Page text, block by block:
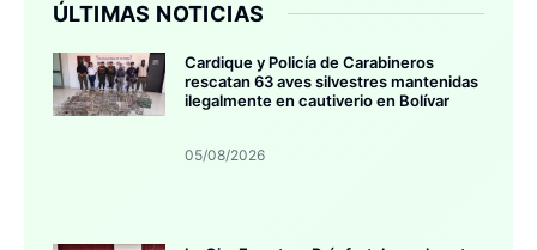
ÚLTIMAS NOTICIAS
Cardique y Policía de Carabineros
rescatan 63 aves silvestres mantenidas
ilegalmente en cautiverio en Bolívar
05/08/2026